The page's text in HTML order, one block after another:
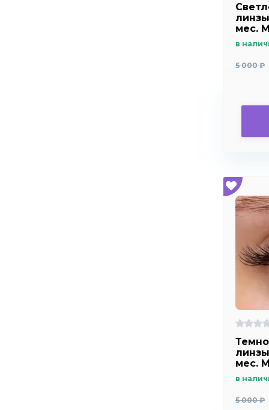
мес.
в
5 000 ₽
мес.
в
5 000 ₽